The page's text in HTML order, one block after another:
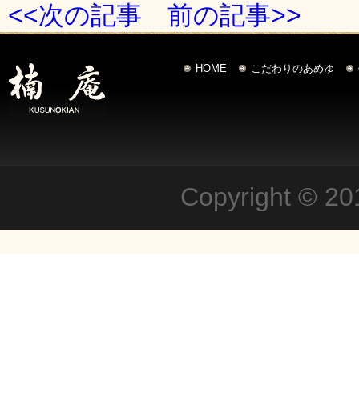
<<次の記事 前の記事>>
HOME こだわりのあめゆ
Copyright ©